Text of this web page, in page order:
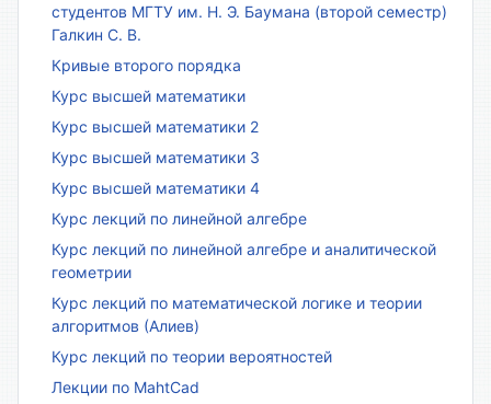
студентов МГТУ им. Н. Э. Баумана (второй семестр)
Галкин С. В.
Кривые второго порядка
Курс высшей математики
Курс высшей математики 2
Курс высшей математики 3
Курс высшей математики 4
Курс лекций по линейной алгебре
Курс лекций по линейной алгебре и аналитической
геометрии
Курс лекций по математической логике и теории
алгоритмов (Алиев)
Курс лекций по теории вероятностей
Лекции по MahtCad